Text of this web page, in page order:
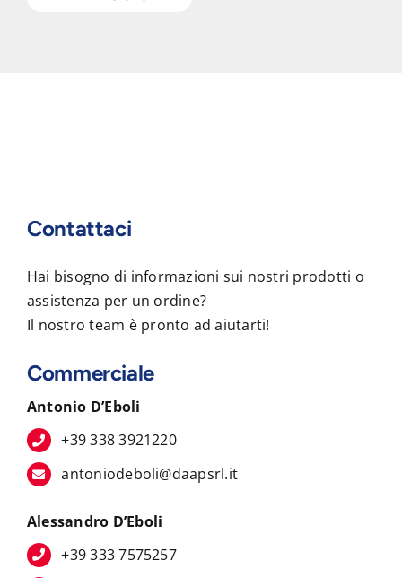
Contattaci
Hai bisogno di informazioni sui nostri prodotti o
assistenza per un ordine?
Il nostro team è pronto ad aiutarti!
Commerciale
Antonio D’Eboli
+39 338 3921220
antoniodeboli@daapsrl.it
Alessandro D’Eboli
+39 333 7575257